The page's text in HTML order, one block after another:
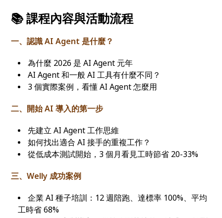
📚 課程內容與活動流程
一、認識 AI Agent 是什麼？
為什麼 2026 是 AI Agent 元年
AI Agent 和一般 AI 工具有什麼不同？
3 個實際案例，看懂 AI Agent 怎麼用
二、開始 AI 導入的第一步
先建立 AI Agent 工作思維
如何找出適合 AI 接手的重複工作？
從低成本測試開始，3 個月看見工時節省 20-33%
三、Welly 成功案例
企業 AI 種子培訓：12 週陪跑、達標率 100%、平均
工時省 68%